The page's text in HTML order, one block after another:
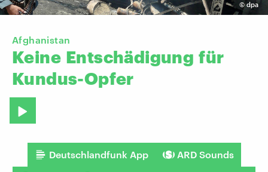
©dpa
Afghanistan
Keine Entschädigung für
Kundus-Opfer
Deutschlandfunk App ARD Sounds